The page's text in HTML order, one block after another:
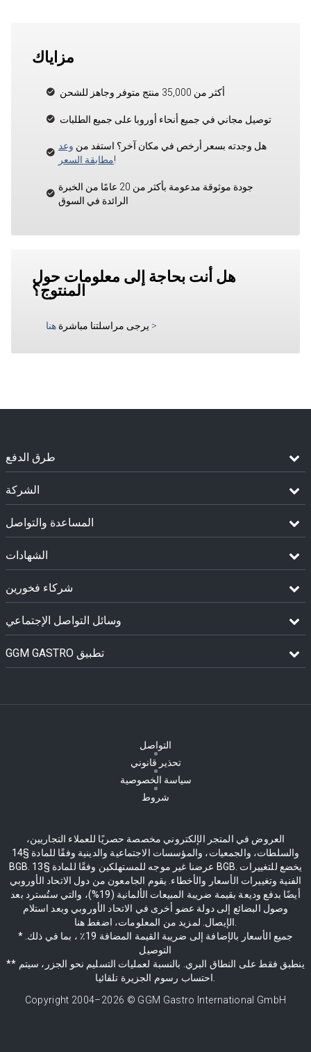
مزاياك
أكثر من 35,000 منتج متوفر وجاهز للشحن
توصيل مجاني في جميع أنحاء أوروبا على جميع الطلبات
هل وجدته بسعر أرخص في مكان آخر؟ استفد من وعد
مطابقة السعر!
جودة موثوقة مدعومة بأكثر من 20 عامًا من الخبرة
الرائدة في السوق
هل أنت بحاجة إلى معلومات حول
المنتوج؟
يرجى مراسلتنا مباشرة هنا >
طرق الدفع
الشركة
المساعدة والتواصل
الشهادات
شركاء فخورين
وسائل التواصل الإجتماعي
GGM GASTRO تطبيق
التواصل
تحذير قانوني
سياسة الخصوصية
شروط
العروض في المتجر الإلكتروني مخصصة حصريًا للعملاء التجاريين،
والسلطات، والجمعيات، والمؤسسات الاجتماعية والدينية وفقًا للمادة §14
BGB. عرضنا غير موجه للمستهلكين وفقًا للمادة §13 BGB. يخضع للتغييرات
الفنية وتغييرات الأسعار والأخطاء. يقوم الجامعون من دول الاتحاد الأوروبي
أيضًا بدفع وديعة بقيمة ضريبة المبيعات الألمانية (19%)، والتي ستُسترد بعد
وصول البضائع إلى دولة عضو أخرى في الاتحاد الأوروبي وبعد استلام
* جميع الأسعار بالإضافة إلى ضريبة القيمة المضافة 19٪ ، بما في ذلك.
التوصيل
** ينطبق فقط على النطاق البري. بالنسبة لعمليات التسليم نحو الجزر، سيتم
Copyright 2004–2026 © GGM Gastro International GmbH